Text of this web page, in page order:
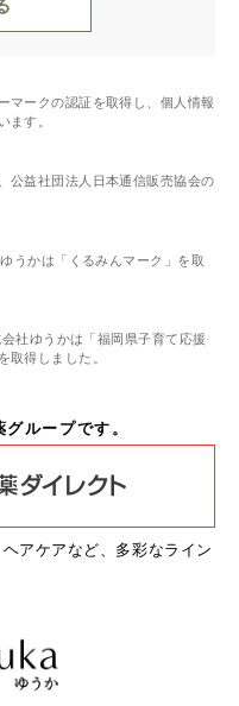
マークの認証を取得し、個人情報
ます。
公益社団法人日本通信販売協会の
うかは「くるみんマーク」を取
社ゆうかは「福岡県子育て応援
取得しました。
ループです。
アケアなど、多彩なライン